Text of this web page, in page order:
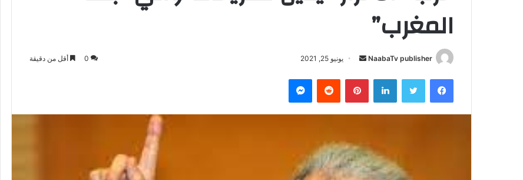
المغرب”
NaabaTv publisher
س
ب
د
يونيو 25, 2021 0 أقل من دقيقة
فيسبوك لينكدإن بينتيريست